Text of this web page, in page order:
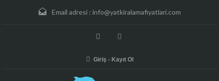
Email adresi : info@yatkiralamafiyatlari.com
Giriş - Kayıt Ol